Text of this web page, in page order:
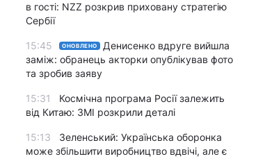
в гості: NZZ розкрив приховану стратегію
Сербії
15:45 ОНОВЛЕНО
Денисенко вдруге вийшла
заміж: обранець акторки опублікував фото
та зробив заяву
15:31
Космічна програма Росії залежить
від Китаю: ЗМІ розкрили деталі
15:13
Зеленський: Українська оборонка
може збільшити виробництво вдвічі, але є